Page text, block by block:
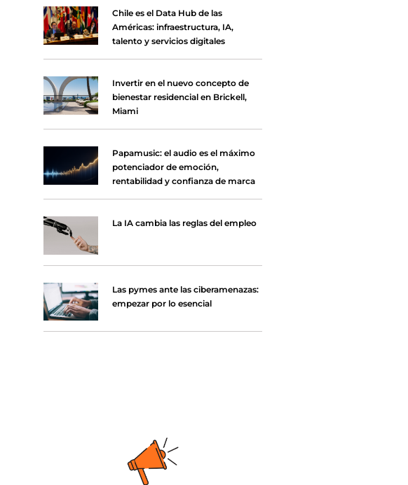
Chile es el Data Hub de las
Américas: infraestructura, IA,
talento y servicios digitales
Invertir en el nuevo concepto de
bienestar residencial en Brickell,
Miami
Papamusic: el audio es el máximo
potenciador de emoción,
rentabilidad y confianza de marca
La IA cambia las reglas del empleo
Las pymes ante las ciberamenazas:
empezar por lo esencial